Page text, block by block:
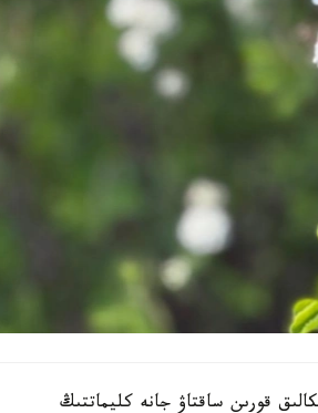
قورىن ساقتاۋ جانە كليماتتىڭ